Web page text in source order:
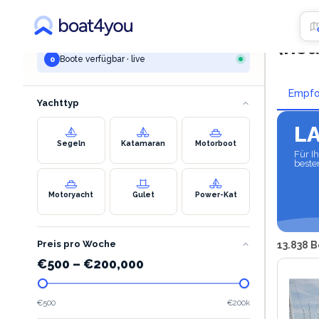
IHRE SUCHE
marina
0 Boote verfügbar · live
Yachttyp
Segeln Katamaran Motorboot
Motoryacht Gulet Power-Kat
Preis pro Woche
€500 – €200,000
€500 €200k
Für
13.838